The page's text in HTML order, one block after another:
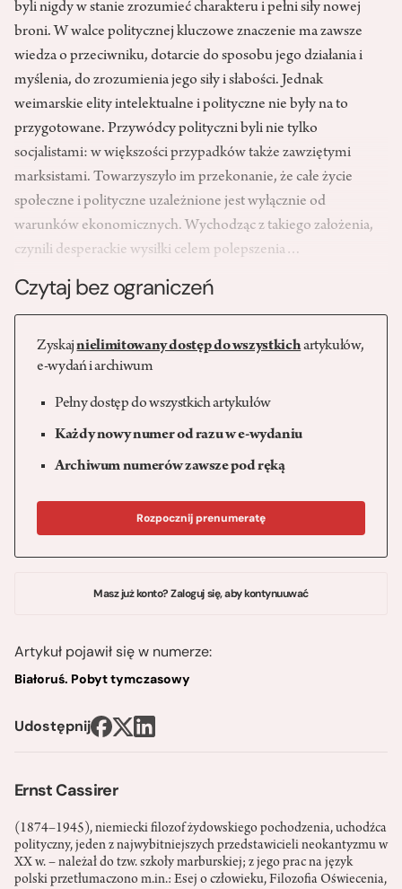
Ernst Cassirer
(1874–1945), niemiecki filozof żydowskiego pochodzenia, uchodźca
polityczny, jeden z najwybitniejszych przedstawicieli neokantyzmu w
XX w. – należał do tzw. szkoły marburskiej; z jego prac na język
polski przetłumaczono m.in.: Esej o człowieku, Filozofia Oświecenia,
byli nigdy w stanie zrozumieć charakteru i pełni siły nowej
broni. W walce politycznej kluczowe znaczenie ma zawsze
wiedza o przeciwniku, dotarcie do sposobu jego działania i
myślenia, do zrozumienia jego siły i słabości. Jednak
weimarskie elity intelektualne i polityczne nie były na to
przygotowane. Przywódcy polityczni byli nie tylko
socjalistami: w większości przypadków także zawziętymi
marksistami. Towarzyszyło im przekonanie, że całe życie
społeczne i polityczne uzależnione jest wyłącznie od
warunków ekonomicznych. Wychodząc z takiego założenia,
czynili desperackie wysiłki celem polepszenia…
Czytaj bez ograniczeń
Zyskajnielimitowany dostęp do wszystkichartykułów,
e-wydań i archiwum
Pełny dostęp do wszystkich artykułów
Każdy nowy numer od razu w e-wydaniu
Archiwum numerów zawsze pod ręką
Rozpocznij prenumeratę
Masz już konto? Zaloguj się, aby kontynuuwać
Artykuł pojawił się w numerze:
Białoruś. Pobyt tymczasowy
Udostępnij